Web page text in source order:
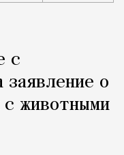
с
заявление о
с животными